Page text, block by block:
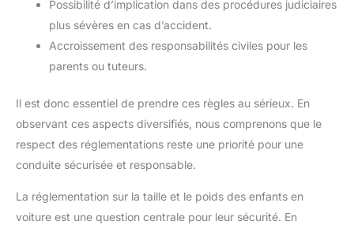
Possibilité d’implication dans des procédures judiciaires
plus sévères en cas d’accident.
Accroissement des responsabilités civiles pour les
parents ou tuteurs.
Il est donc essentiel de prendre ces règles au sérieux. En
observant ces aspects diversifiés, nous comprenons que le
respect des réglementations reste une priorité pour une
conduite sécurisée et responsable.
La réglementation sur la taille et le poids des enfants en
voiture est une question centrale pour leur sécurité. En